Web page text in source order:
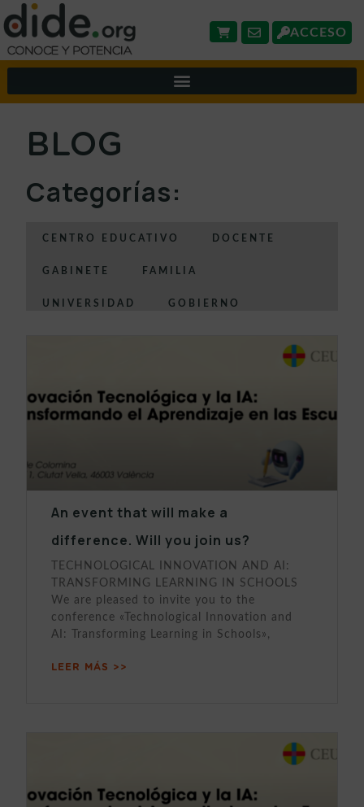
ACCESO
BLOG
Categorías:
CENTRO EDUCATIVO DOCENTE
GABINETE FAMILIA
UNIVERSIDAD GOBIERNO
An event that will make a
difference. Will you join us?
TECHNOLOGICAL INNOVATION AND AI:
TRANSFORMING LEARNING IN SCHOOLS
We are pleased to invite you to the
conference «Technological Innovation and
AI: Transforming Learning in Schools»,
LEER MÁS >>